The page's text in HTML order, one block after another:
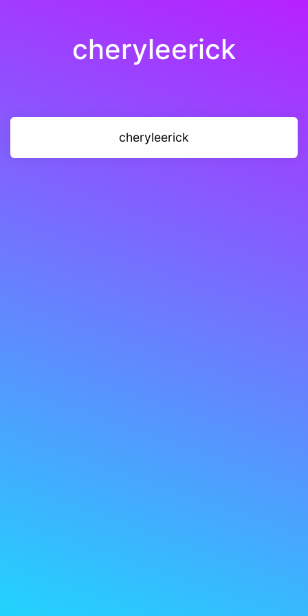
cheryleerick
cheryleerick